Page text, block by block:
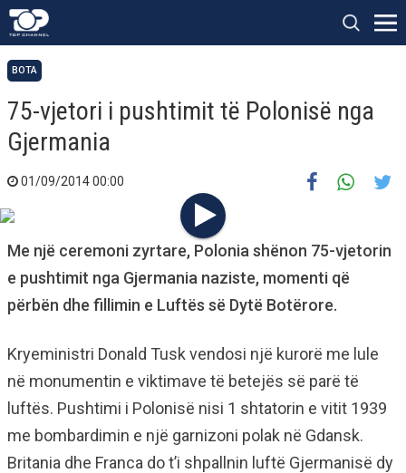
BOTA
75-vjetori i pushtimit të Polonisë nga
Gjermania
01/09/2014 00:00
Me një ceremoni zyrtare, Polonia shënon 75-vjetorin
e pushtimit nga Gjermania naziste, momenti që
përbën dhe fillimin e Luftës së Dytë Botërore.
Kryeministri Donald Tusk vendosi një kurorë me lule
në monumentin e viktimave të betejës së parë të
luftës. Pushtimi i Polonisë nisi 1 shtatorin e vitit 1939
me bombardimin e një garnizoni polak në Gdansk.
Britania dhe Franca do t’i shpallnin luftë Gjermanisë dy